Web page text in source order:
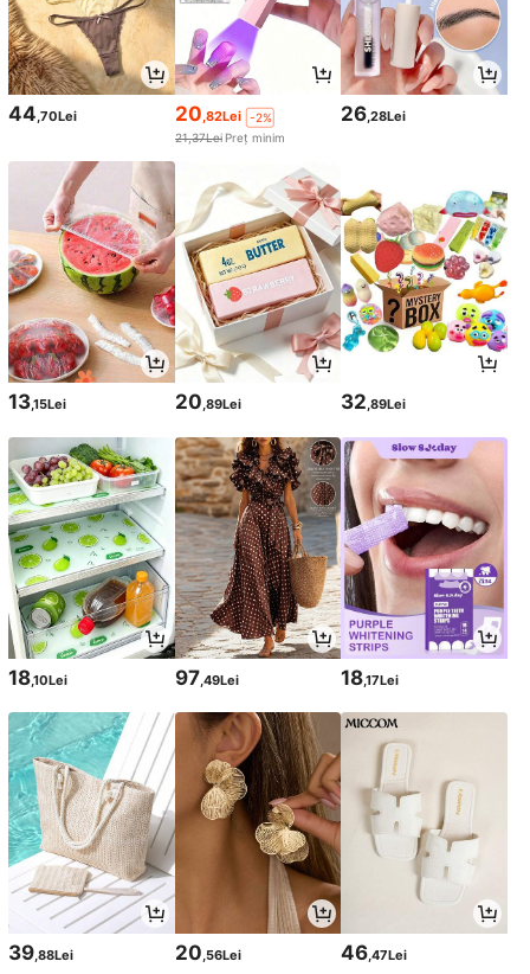
44,70Lei 20,82Lei
-2%
21,37Lei Preț minim
26,28Lei
13,15Lei 20,89Lei 32,89Lei
18,10Lei 97 ,49Lei 18,17Lei
39,88Lei 20,56Lei 46,47Lei